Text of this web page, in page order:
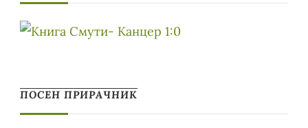
ПОСЕН ПРИРАЧНИК